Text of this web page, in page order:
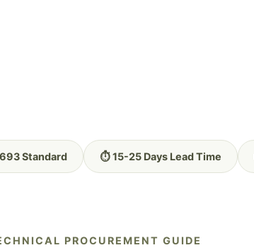
Standard ⏱️ 15-25 Days Lead Time
PROCUREMENT GUIDE